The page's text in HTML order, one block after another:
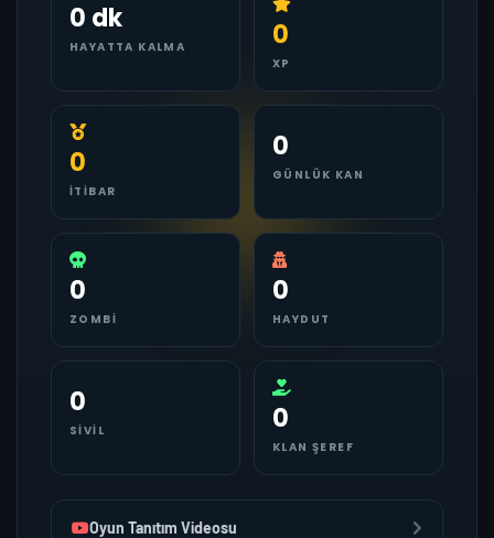
0 dk
HAYATTA KALMA 0
XP
0
İTIBAR
0
GÜNLÜK KAN
0
ZOMBI
0
HAYDUT
0
SIVIL 0
KLAN ŞEREF
Oyun Tanıtım Videosu